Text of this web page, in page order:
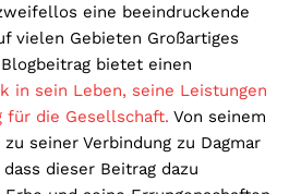
eine beeindruckende
vielen Gebieten Großartiges
bietet einen
in sein Leben, seine Leistungen
für die Gesellschaft. Von seinem
seiner Verbindung zu Dagmar
dieser Beitrag dazu